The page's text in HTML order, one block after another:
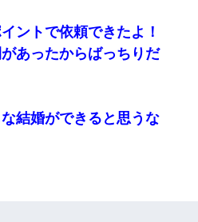
ントで依頼できたよ！
あったからばっちりだ
結婚ができると思うな